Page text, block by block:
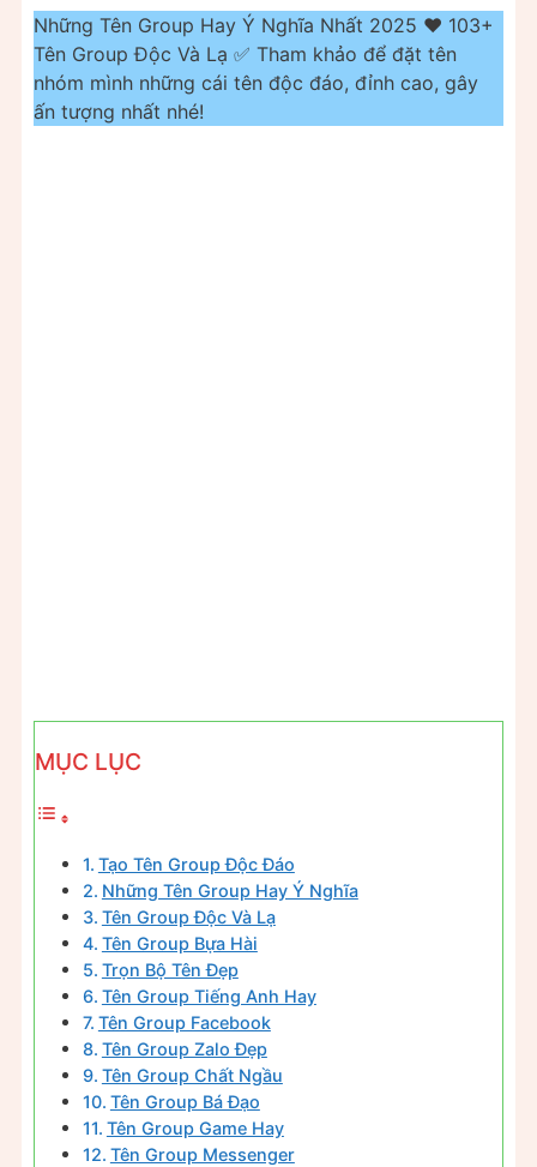
Những Tên Group Hay Ý Nghĩa Nhất 2025 ❤️ 103+
Tên Group Độc Và Lạ ✅ Tham khảo để đặt tên
nhóm mình những cái tên độc đáo, đỉnh cao, gây
ấn tượng nhất nhé!
MỤC LỤC
Tạo Tên Group Độc Đáo
Những Tên Group Hay Ý Nghĩa
Tên Group Độc Và Lạ
Tên Group Bựa Hài
Trọn Bộ Tên Đẹp
Tên Group Tiếng Anh Hay
Tên Group Facebook
Tên Group Zalo Đẹp
Tên Group Chất Ngầu
Tên Group Bá Đạo
Tên Group Game Hay
Tên Group Messenger